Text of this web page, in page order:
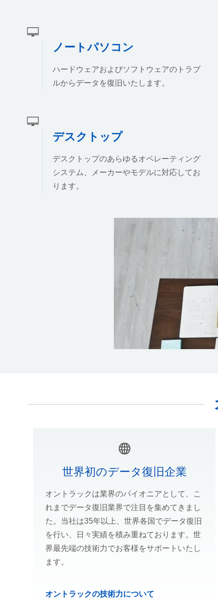
ノートパソコン
ハードウェアおよびソフトウェアのトラブ
ルからデータを復旧いたします。
デスクトップ
デスクトップのあらゆるオペレーティング
システム、メーカーやモデルに対応してお
ります。
世界初のデータ復旧企業
オントラックは業界のパイオニアとして、こ
れまでデータ復旧業界で注目を集めてきまし
た。当社は35年以上、世界各国でデータ復旧
を行い、日々実績を積み重ねております。世
界最先端の技術力でお客様をサポートいたし
ます。
オントラックの技術力について